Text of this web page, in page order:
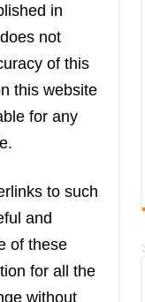
in
not
of this
this website
for any
to such
and
of these
for all the
without